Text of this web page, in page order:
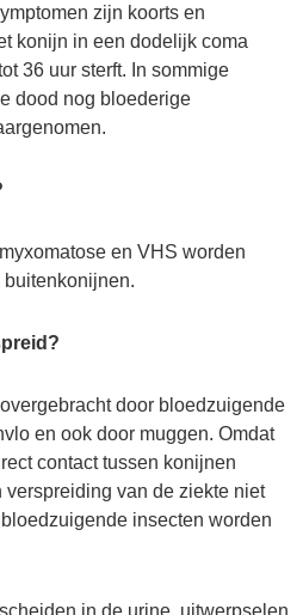
zijn koorts en
konijn in een dodelijk coma
36 uur sterft. In sommige
dood nog bloederige
en VHS worden
buitenkonijnen.
door bloedzuigende
en ook door muggen. Omdat
contact tussen konijnen
van de ziekte niet
insecten worden
in de urine, uitwerpselen